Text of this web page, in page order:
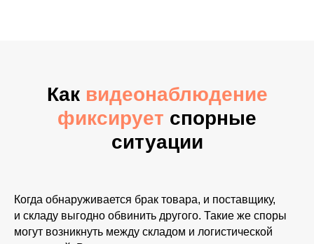
Как видеонаблюдение
фиксирует спорные
ситуации
Когда обнаруживается брак товара, и поставщику,
и складу выгодно обвинить другого. Такие же споры
могут возникнуть между складом и логистической